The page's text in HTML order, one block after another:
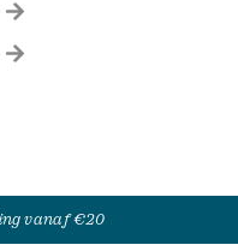
vanaf €20